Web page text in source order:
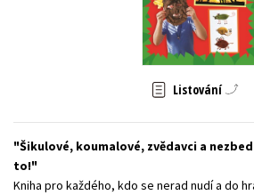
Zahraniční literatura
Všechny tituly
Listování
Šikulové, koumalové, zvědavci a
to!
Kniha pro každého, kdo se nerad nudí a do